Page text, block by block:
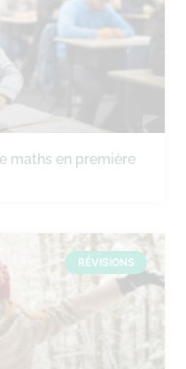
maths en première
RÉVISIONS